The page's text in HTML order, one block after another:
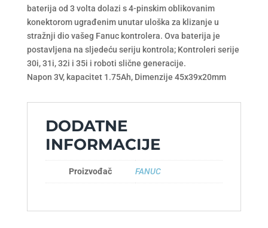
baterija od 3 volta dolazi s 4-pinskim oblikovanim
konektorom ugrađenim unutar uloška za klizanje u
stražnji dio vašeg Fanuc kontrolera. Ova baterija je
postavljena na sljedeću seriju kontrola; Kontroleri serije
30i, 31i, 32i i 35i i roboti slične generacije.
Napon 3V, kapacitet 1.75Ah, Dimenzije 45x39x20mm
DODATNE
INFORMACIJE
Proizvođač FANUC